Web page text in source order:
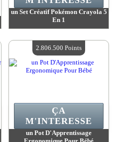
un Set Créatif Pokémon Crayola 5
En 1
Quantité Disponible :4
un Pot D'Apprentissage
ÇA
M'INTERESSE
2.806.500 Points